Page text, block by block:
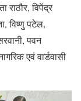
राठौर, विपेंद्र
विष्णु पटेल,
पवन
एवं वार्डवासी